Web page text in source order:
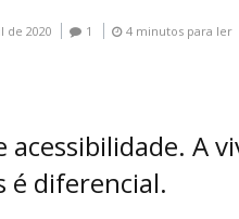
de 2020 1 4 minutos para ler
acessibilidade. A
é diferencial.